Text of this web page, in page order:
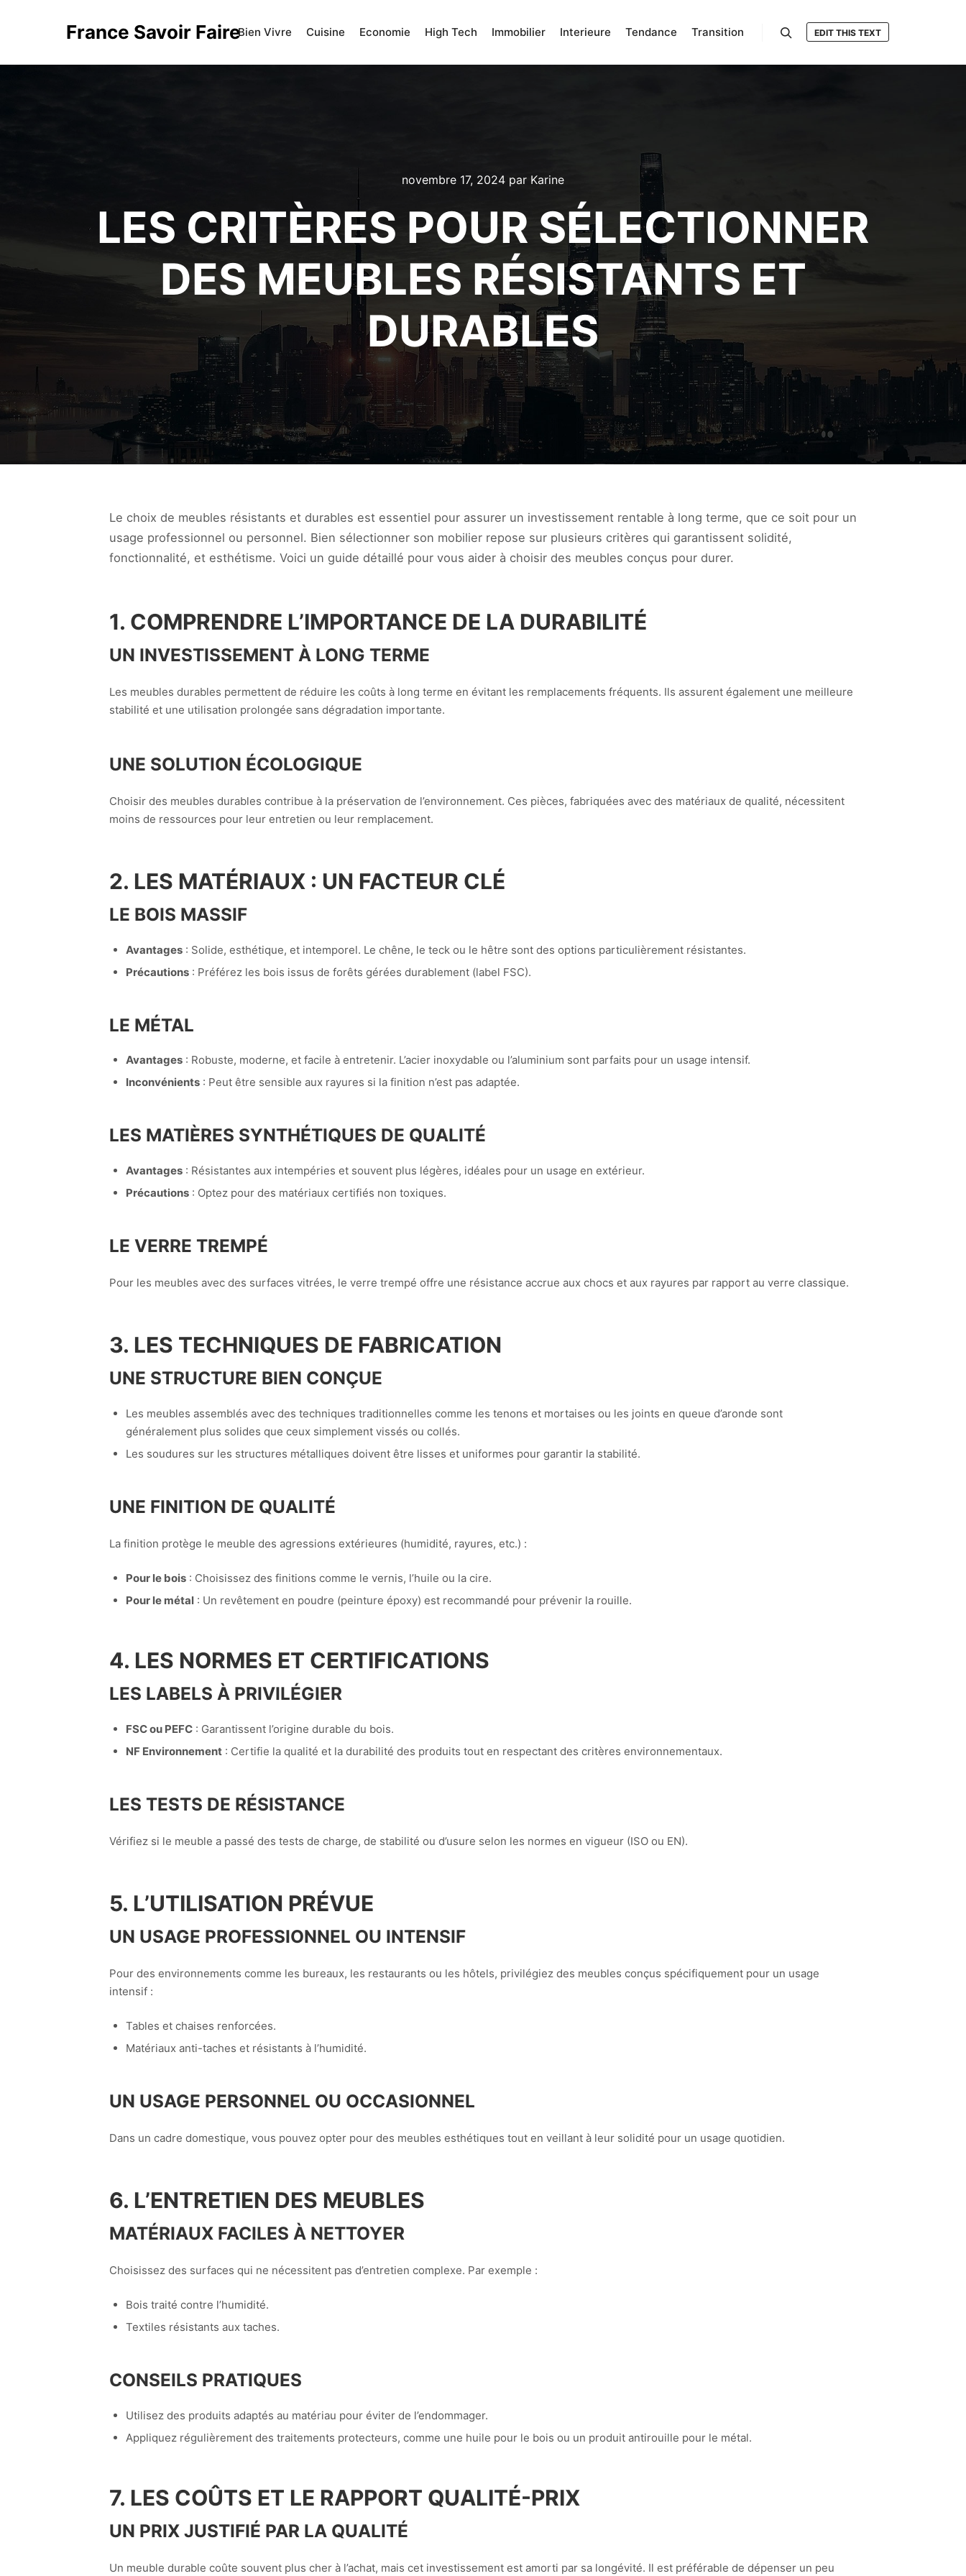
France Savoir FaireBien Vivre Cuisine Economie High Tech Immobilier Interieure Tendance Transition EDIT THIS TEXT
novembre 17, 2024 par Karine
LES CRITÈRES POUR SÉLECTIONNER
DES MEUBLES RÉSISTANTS ET
DURABLES
Le choix de meubles résistants et durables est essentiel pour assurer un investissement rentable à long terme, que ce soit pour un
usage professionnel ou personnel. Bien sélectionner son mobilier repose sur plusieurs critères qui garantissent solidité,
fonctionnalité, et esthétisme. Voici un guide détaillé pour vous aider à choisir des meubles conçus pour durer.
1. COMPRENDRE L’IMPORTANCE DE LA DURABILITÉ
UN INVESTISSEMENT À LONG TERME
Les meubles durables permettent de réduire les coûts à long terme en évitant les remplacements fréquents. Ils assurent également une meilleure
stabilité et une utilisation prolongée sans dégradation importante.
UNE SOLUTION ÉCOLOGIQUE
Choisir des meubles durables contribue à la préservation de l’environnement. Ces pièces, fabriquées avec des matériaux de qualité, nécessitent
moins de ressources pour leur entretien ou leur remplacement.
2. LES MATÉRIAUX : UN FACTEUR CLÉ
LE BOIS MASSIF
Avantages: Solide, esthétique, et intemporel. Le chêne, le teck ou le hêtre sont des options particulièrement résistantes.
Précautions: Préférez les bois issus de forêts gérées durablement (label FSC).
LE MÉTAL
Avantages: Robuste, moderne, et facile à entretenir. L’acier inoxydable ou l’aluminium sont parfaits pour un usage intensif.
Inconvénients: Peut être sensible aux rayures si la finition n’est pas adaptée.
LES MATIÈRES SYNTHÉTIQUES DE QUALITÉ
Avantages: Résistantes aux intempéries et souvent plus légères, idéales pour un usage en extérieur.
Précautions: Optez pour des matériaux certifiés non toxiques.
LE VERRE TREMPÉ
Pour les meubles avec des surfaces vitrées, le verre trempé offre une résistance accrue aux chocs et aux rayures par rapport au verre classique.
3. LES TECHNIQUES DE FABRICATION
UNE STRUCTURE BIEN CONÇUE
Les meubles assemblés avec des techniques traditionnelles comme les tenons et mortaises ou les joints en queue d’aronde sont
généralement plus solides que ceux simplement vissés ou collés.
Les soudures sur les structures métalliques doivent être lisses et uniformes pour garantir la stabilité.
UNE FINITION DE QUALITÉ
La finition protège le meuble des agressions extérieures (humidité, rayures, etc.) :
Pour le bois: Choisissez des finitions comme le vernis, l’huile ou la cire.
Pour le métal: Un revêtement en poudre (peinture époxy) est recommandé pour prévenir la rouille.
4. LES NORMES ET CERTIFICATIONS
LES LABELS À PRIVILÉGIER
FSC ou PEFC: Garantissent l’origine durable du bois.
NF Environnement: Certifie la qualité et la durabilité des produits tout en respectant des critères environnementaux.
LES TESTS DE RÉSISTANCE
Vérifiez si le meuble a passé des tests de charge, de stabilité ou d’usure selon les normes en vigueur (ISO ou EN).
5. L’UTILISATION PRÉVUE
UN USAGE PROFESSIONNEL OU INTENSIF
Pour des environnements comme les bureaux, les restaurants ou les hôtels, privilégiez des meubles conçus spécifiquement pour un usage
intensif :
Tables et chaises renforcées.
Matériaux anti-taches et résistants à l’humidité.
UN USAGE PERSONNEL OU OCCASIONNEL
Dans un cadre domestique, vous pouvez opter pour des meubles esthétiques tout en veillant à leur solidité pour un usage quotidien.
6. L’ENTRETIEN DES MEUBLES
MATÉRIAUX FACILES À NETTOYER
Choisissez des surfaces qui ne nécessitent pas d’entretien complexe. Par exemple :
Bois traité contre l’humidité.
Textiles résistants aux taches.
CONSEILS PRATIQUES
Utilisez des produits adaptés au matériau pour éviter de l’endommager.
Appliquez régulièrement des traitements protecteurs, comme une huile pour le bois ou un produit antirouille pour le métal.
7. LES COÛTS ET LE RAPPORT QUALITÉ-PRIX
UN PRIX JUSTIFIÉ PAR LA QUALITÉ
Un meuble durable coûte souvent plus cher à l’achat, mais cet investissement est amorti par sa longévité. Il est préférable de dépenser un peu